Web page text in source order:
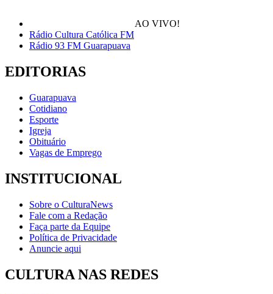
AO VIVO!
Rádio Cultura Católica FM
Rádio 93 FM Guarapuava
EDITORIAS
Guarapuava
Cotidiano
Esporte
Igreja
Obituário
Vagas de Emprego
INSTITUCIONAL
Sobre o CulturaNews
Fale com a Redação
Faça parte da Equipe
Política de Privacidade
Anuncie aqui
CULTURA NAS REDES